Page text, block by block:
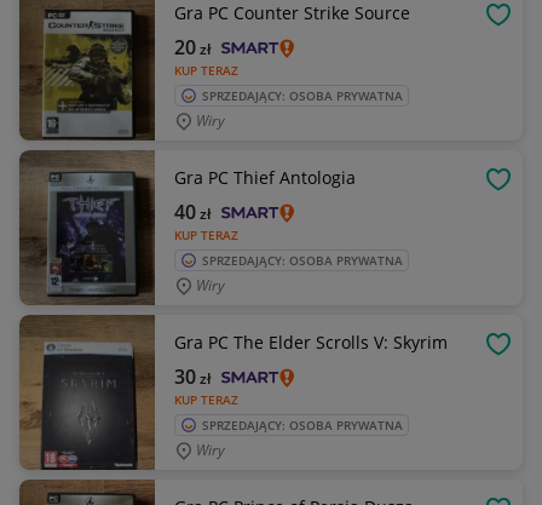
Gra PC Counter Strike Source
KUP TERAZ
20zł
SPRZEDAJĄCY: OSOBA PRYWATNA
Wiry
Gra PC Thief Antologia
KUP TERAZ
40zł
SPRZEDAJĄCY: OSOBA PRYWATNA
Wiry
Gra PC The Elder Scrolls V: Skyrim
KUP TERAZ
30zł
SPRZEDAJĄCY: OSOBA PRYWATNA
Wiry